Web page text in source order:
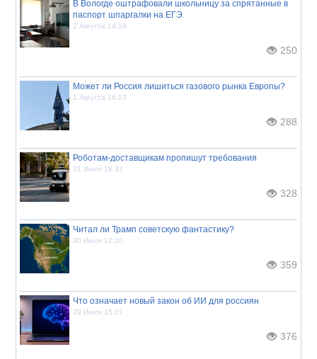
В Вологде оштрафовали школьницу за спрятанные в
паспорт шпаргалки на ЕГЭ
2 Августа 14:19
250
Может ли Россия лишиться газового рынка Европы?
1 Августа 16:23
288
Роботам-доставщикам пропишут требования
31 Июля 18:32
328
Читал ли Трамп советскую фантастику?
30 Июля 12:20
359
Что означает новый закон об ИИ для россиян
29 Июля 15:27
376